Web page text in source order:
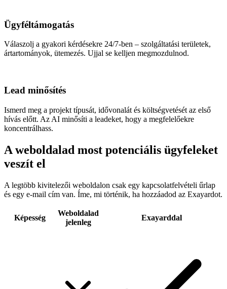
Ügyféltámogatás
Válaszolj a gyakori kérdésekre 24/7-ben – szolgáltatási területek,
ártartományok, ütemezés. Ujjal se kelljen megmozdulnod.
Lead minősítés
Ismerd meg a projekt típusát, idővonalát és költségvetését az első
hívás előtt. Az AI minősíti a leadeket, hogy a megfelelőekre
koncentrálhass.
A weboldalad most potenciális ügyfeleket
veszít el
A legtöbb kivitelezői weboldalon csak egy kapcsolatfelvételi űrlap
és egy e-mail cím van. Íme, mi történik, ha hozzáadod az Exayardot.
Képesség
Weboldalad
jelenleg
Exayarddal